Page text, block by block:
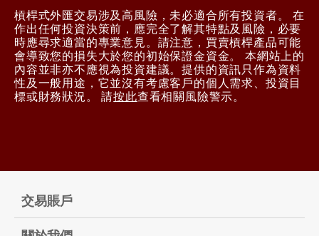
槓桿式外匯交易涉及高風險，未必適合所有投資者。 在
作出任何投資決策前，應完全了解其特點及風險，必要
時應尋求適當的專業意見。請注意，買賣槓桿產品可能
會導致您的損失大於您的初始保證金資金。 本網站上的
內容並非亦不應視為投資建議。提供的資訊只作為資料
性及一般用途，它並沒有考慮客戶的個人需求、投資目
標或財務狀況。 請按此查看相關風險警示。
交易賬戶